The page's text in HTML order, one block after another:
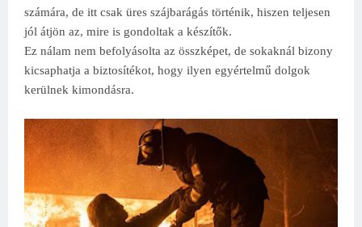
számára, de itt csak üres szájbarágás történik, hiszen teljesen
jól átjön az, mire is gondoltak a készítők.
Ez nálam nem befolyásolta az összképet, de sokaknál bizony
kicsaphatja a biztosítékot, hogy ilyen egyértelmű dolgok
kerülnek kimondásra.